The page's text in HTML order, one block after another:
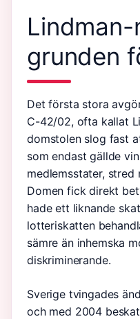
grunden
Det första stora
C-42/02, ofta kallat
domstolen slog fast
som endast gällde
medlemsstater,
Domen fick direkt
hade ett liknande
lotteriskatten
sämre än inhemska
diskriminerande.
Sverige tvingades
och med 2004